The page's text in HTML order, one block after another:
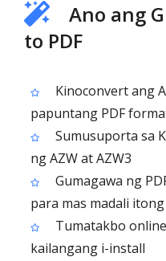
Ano ang
to PDF
Kinoconvert ang
papuntang PDF
Sumusuporta sa
ng AZW at AZW3
Gumagawa ng
para mas madali
Tumatakbo
kailangang i-install